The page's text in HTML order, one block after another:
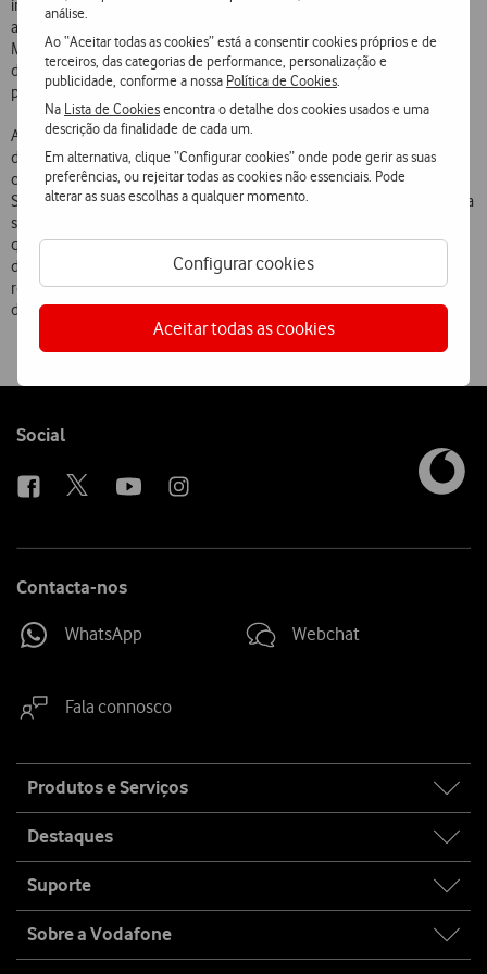
análise.
Ao “Aceitar todas as cookies” está a consentir cookies próprios e de
terceiros, das categorias de performance, personalização e
publicidade, conforme a nossa Política de Cookies
Na Lista de Cookiesencontra o detalhe dos cookies usados e uma
descrição da finalidade de cada um.
Em alternativa, clique “Configurar cookies” onde pode gerir as suas
preferências, ou rejeitar todas as cookies não essenciais. Pode
alterar as suas escolhas a qualquer momento.
Configurar cookies
Aceitar todas as cookies
inferiores às disponíveis para o público em geral. Este valor inclui
ainda a última versão do sistema operativo Windows Vista e do
Microsoft Office ou equivalente. Os primeiros aderentes a esta oferta
da Vodafone recebem também uma prática mochila de transporte
para o seu computador.
A Vodafone tem assumido um papel de vanguarda na promoção e
desenvolvimento dos serviços banda larga móvel em Portugal,
contribuindo significativamente para o desenvolvimento da
Sociedade da Informação. A excelência dos seus serviços tem vindo a
ser reconhecida, quer pela Anacom nos estudos de aferição de
qualidade que realiza periodicamente, quer pela preferência
demonstrada pelos Clientes, nomeadamente pelos leitores da
revista PC Guia que elegeram a Vodafone como o melhor operador
de Banda Larga Móvel em Portugal.
Follow
Social
Contacta-nos
WhatsApp Webchat
Fala connosco
map
Produtos e Serviços
Destaques
Suporte
Sobre a Vodafone